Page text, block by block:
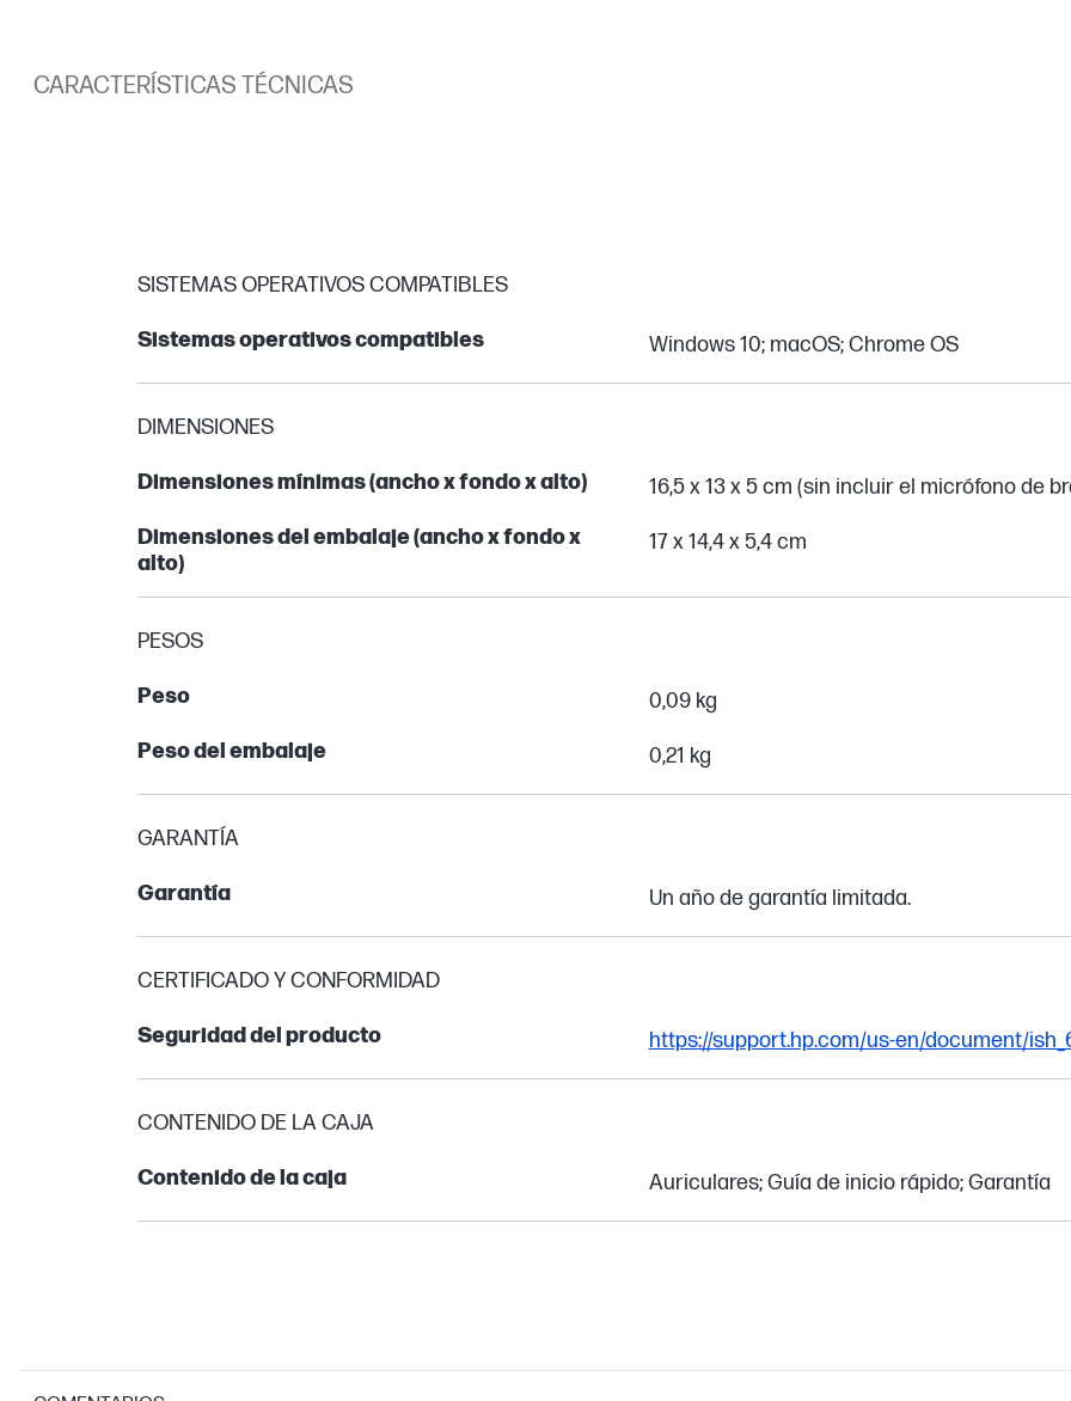
CARACTERÍSTICAS TÉCNICAS
SISTEMAS OPERATIVOS COMPATIBLES
Sistemas operativos compatibles Windows 10; macOS; Chrome OS
DIMENSIONES
Dimensiones mínimas (ancho x fondo x alto)
16,5 x 13 x 5 cm (sin incluir el micrófono de
Dimensiones del embalaje (ancho x fondo x
alto)
17 x 14,4 x 5,4 cm
PESOS
Peso
0,09 kg
Peso del embalaje
0,21 kg
GARANTÍA
Garantía Un año de garantía limitada.
CERTIFICADO Y CONFORMIDAD
Seguridad del producto https://support.hp.com/us-en/document/
CONTENIDO DE LA CAJA
Contenido de la caja Auriculares; Guía de inicio rápido; Garantía